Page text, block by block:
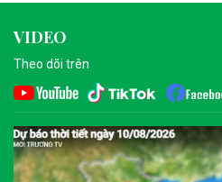
VIDEO
Theo dõi trên